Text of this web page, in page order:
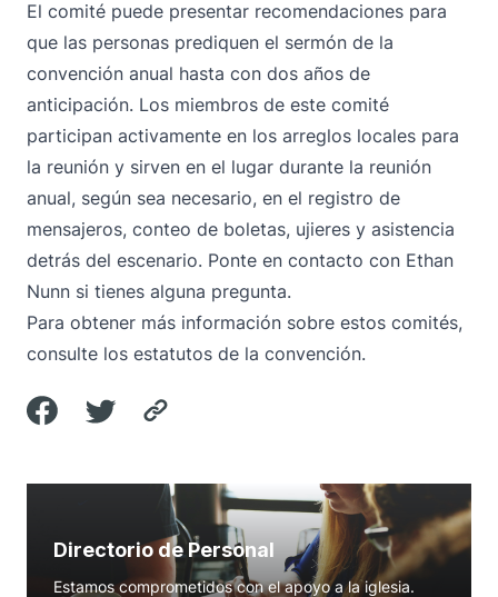
El comité puede presentar recomendaciones para
que las personas prediquen el sermón de la
convención anual hasta con dos años de
anticipación. Los miembros de este comité
participan activamente en los arreglos locales para
la reunión y sirven en el lugar durante la reunión
anual, según sea necesario, en el registro de
mensajeros, conteo de boletas, ujieres y asistencia
detrás del escenario. Ponte en contacto con Ethan
Nunn si tienes alguna pregunta.
Para obtener más información sobre estos comités,
consulte los estatutos de la convención.
Directorio de Personal
Estamos comprometidos con el apoyo a la iglesia.